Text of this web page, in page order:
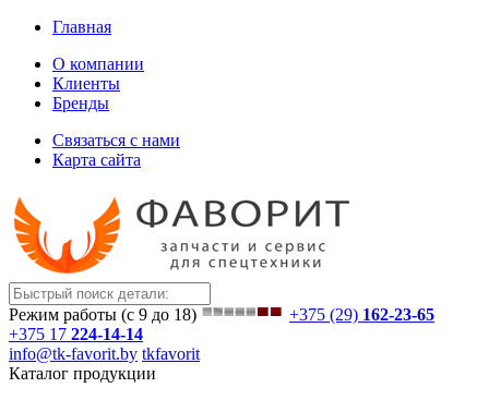
Главная
О компании
Клиенты
Бренды
Связаться с нами
Карта сайта
Режим работы (с 9 до 18) +375 (29) 162-23-65
+375 17 224-14-14
info@tk-favorit.by tkfavorit
Каталог продукции